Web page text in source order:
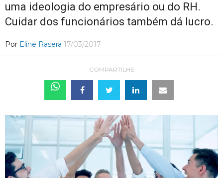
uma ideologia do empresário ou do RH.
Cuidar dos funcionários também dá lucro.
Por Eline Rasera 17/03/2017
COMPARTILHE